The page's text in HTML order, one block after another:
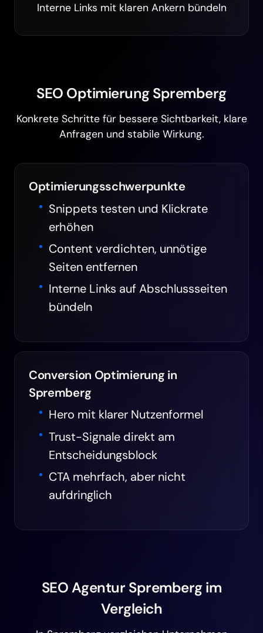
Interne Links mit klaren Ankern bündeln
SEO Optimierung Spremberg
Konkrete Schritte für bessere Sichtbarkeit, klare
Anfragen und stabile Wirkung.
Optimierungsschwerpunkte
Snippets testen und Klickrate
erhöhen
Content verdichten, unnötige
Seiten entfernen
Interne Links auf Abschlussseiten
bündeln
Conversion Optimierung in
Spremberg
Hero mit klarer Nutzenformel
Trust-Signale direkt am
Entscheidungsblock
CTA mehrfach, aber nicht
aufdringlich
SEO Agentur Spremberg im
Vergleich